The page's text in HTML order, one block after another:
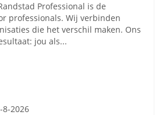
Professional is de
professionals. Wij verbinden
die het verschil maken. Ons
jou als...
8-2026